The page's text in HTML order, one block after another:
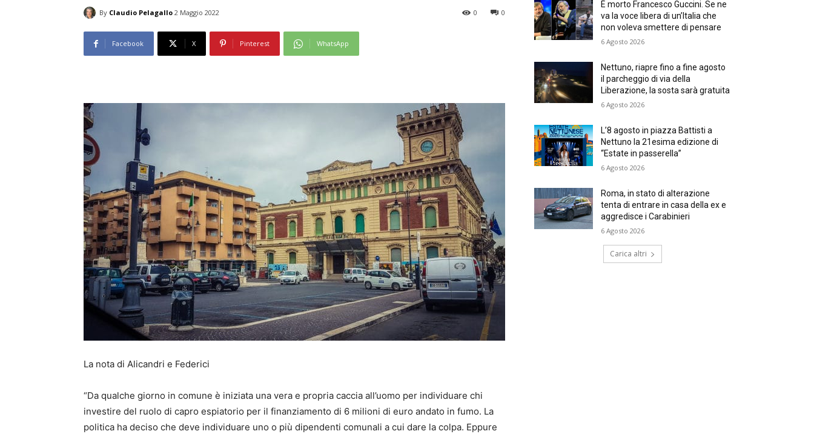
By Claudio Pelagallo 2 Maggio 2022 0
0
Facebook X Pinterest WhatsApp
La nota di Alicandri e Federici
“Da qualche giorno in comune è iniziata una vera e propria caccia all’uomo per individuare chi
investire del ruolo di capro espiatorio per il finanziamento di 6 milioni di euro andato in fumo. La
politica ha deciso che deve individuare uno o più dipendenti comunali a cui dare la colpa. Eppure
È morto Francesco Guccini. Se ne
va la voce libera di un’Italia che
non voleva smettere di pensare
6 Agosto 2026
Nettuno, riapre fino a fine agosto
il parcheggio di via della
Liberazione, la sosta sarà gratuita
6 Agosto 2026
L’8 agosto in piazza Battisti a
Nettuno la 21esima edizione di
“Estate in passerella”
6 Agosto 2026
Roma, in stato di alterazione
tenta di entrare in casa della ex e
aggredisce i Carabinieri
6 Agosto 2026
Carica altri